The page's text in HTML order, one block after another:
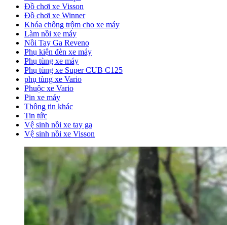
Đồ chơi xe Visson
Đồ chơi xe Winner
Khóa chống trộm cho xe máy
Làm nồi xe máy
Nồi Tay Ga Reveno
Phụ kiện đèn xe máy
Phụ tùng xe máy
Phụ tùng xe Super CUB C125
phụ tùng xe Vario
Phuộc xe Vario
Pin xe máy
Thông tin khác
Tin tức
Vệ sinh nồi xe tay ga
Vệ sinh nồi xe Visson